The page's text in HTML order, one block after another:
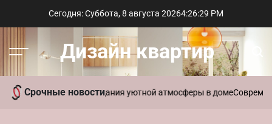
Сегодня: Суббота, 8 августа 20264:26:30 PM
Меню Дизайн квартир
Срочные новости
ароматы для создания уютной атмосферы в доме Современный